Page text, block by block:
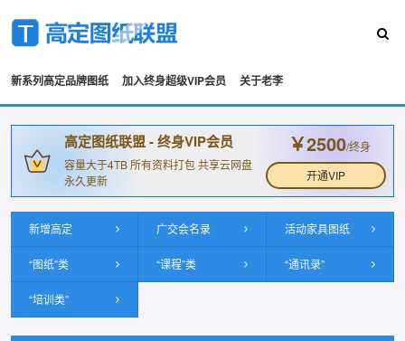
新系列高定品牌图纸 加入终身超级VIP会员 关于老李
高定图纸联盟 - 终身VIP会员
容量大于4TB 所有资料打包 共享云网盘
永久更新
￥2500/终身
开通VIP
新增高定 广交会名录 活动家具图纸
“图纸”类 “课程”类 “通讯录”
“培训类”